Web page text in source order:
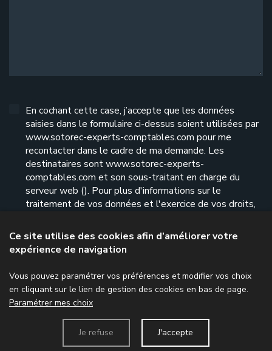
En cochant cette case, j’accepte que les données
saisies dans le formulaire ci-dessus soient utilisées par
www.sotorec-experts-comptables.com pour me
recontacter dans le cadre de ma demande. Les
destinataires sont www.sotorec-experts-
comptables.com et son sous-traitant en charge du
serveur web (). Pour plus d'informations sur le
traitement de vos données et l'exercice de vos droits,
Envoyer le formulaire
Ce site utilise des cookies afin d’améliorer votre
expérience de navigation
Vous pouvez paramétrer vos préférences et modifier vos choix
en cliquant sur le lien de gestion des cookies en bas de page.
Paramétrer mes choix
Je refuse J'accepte